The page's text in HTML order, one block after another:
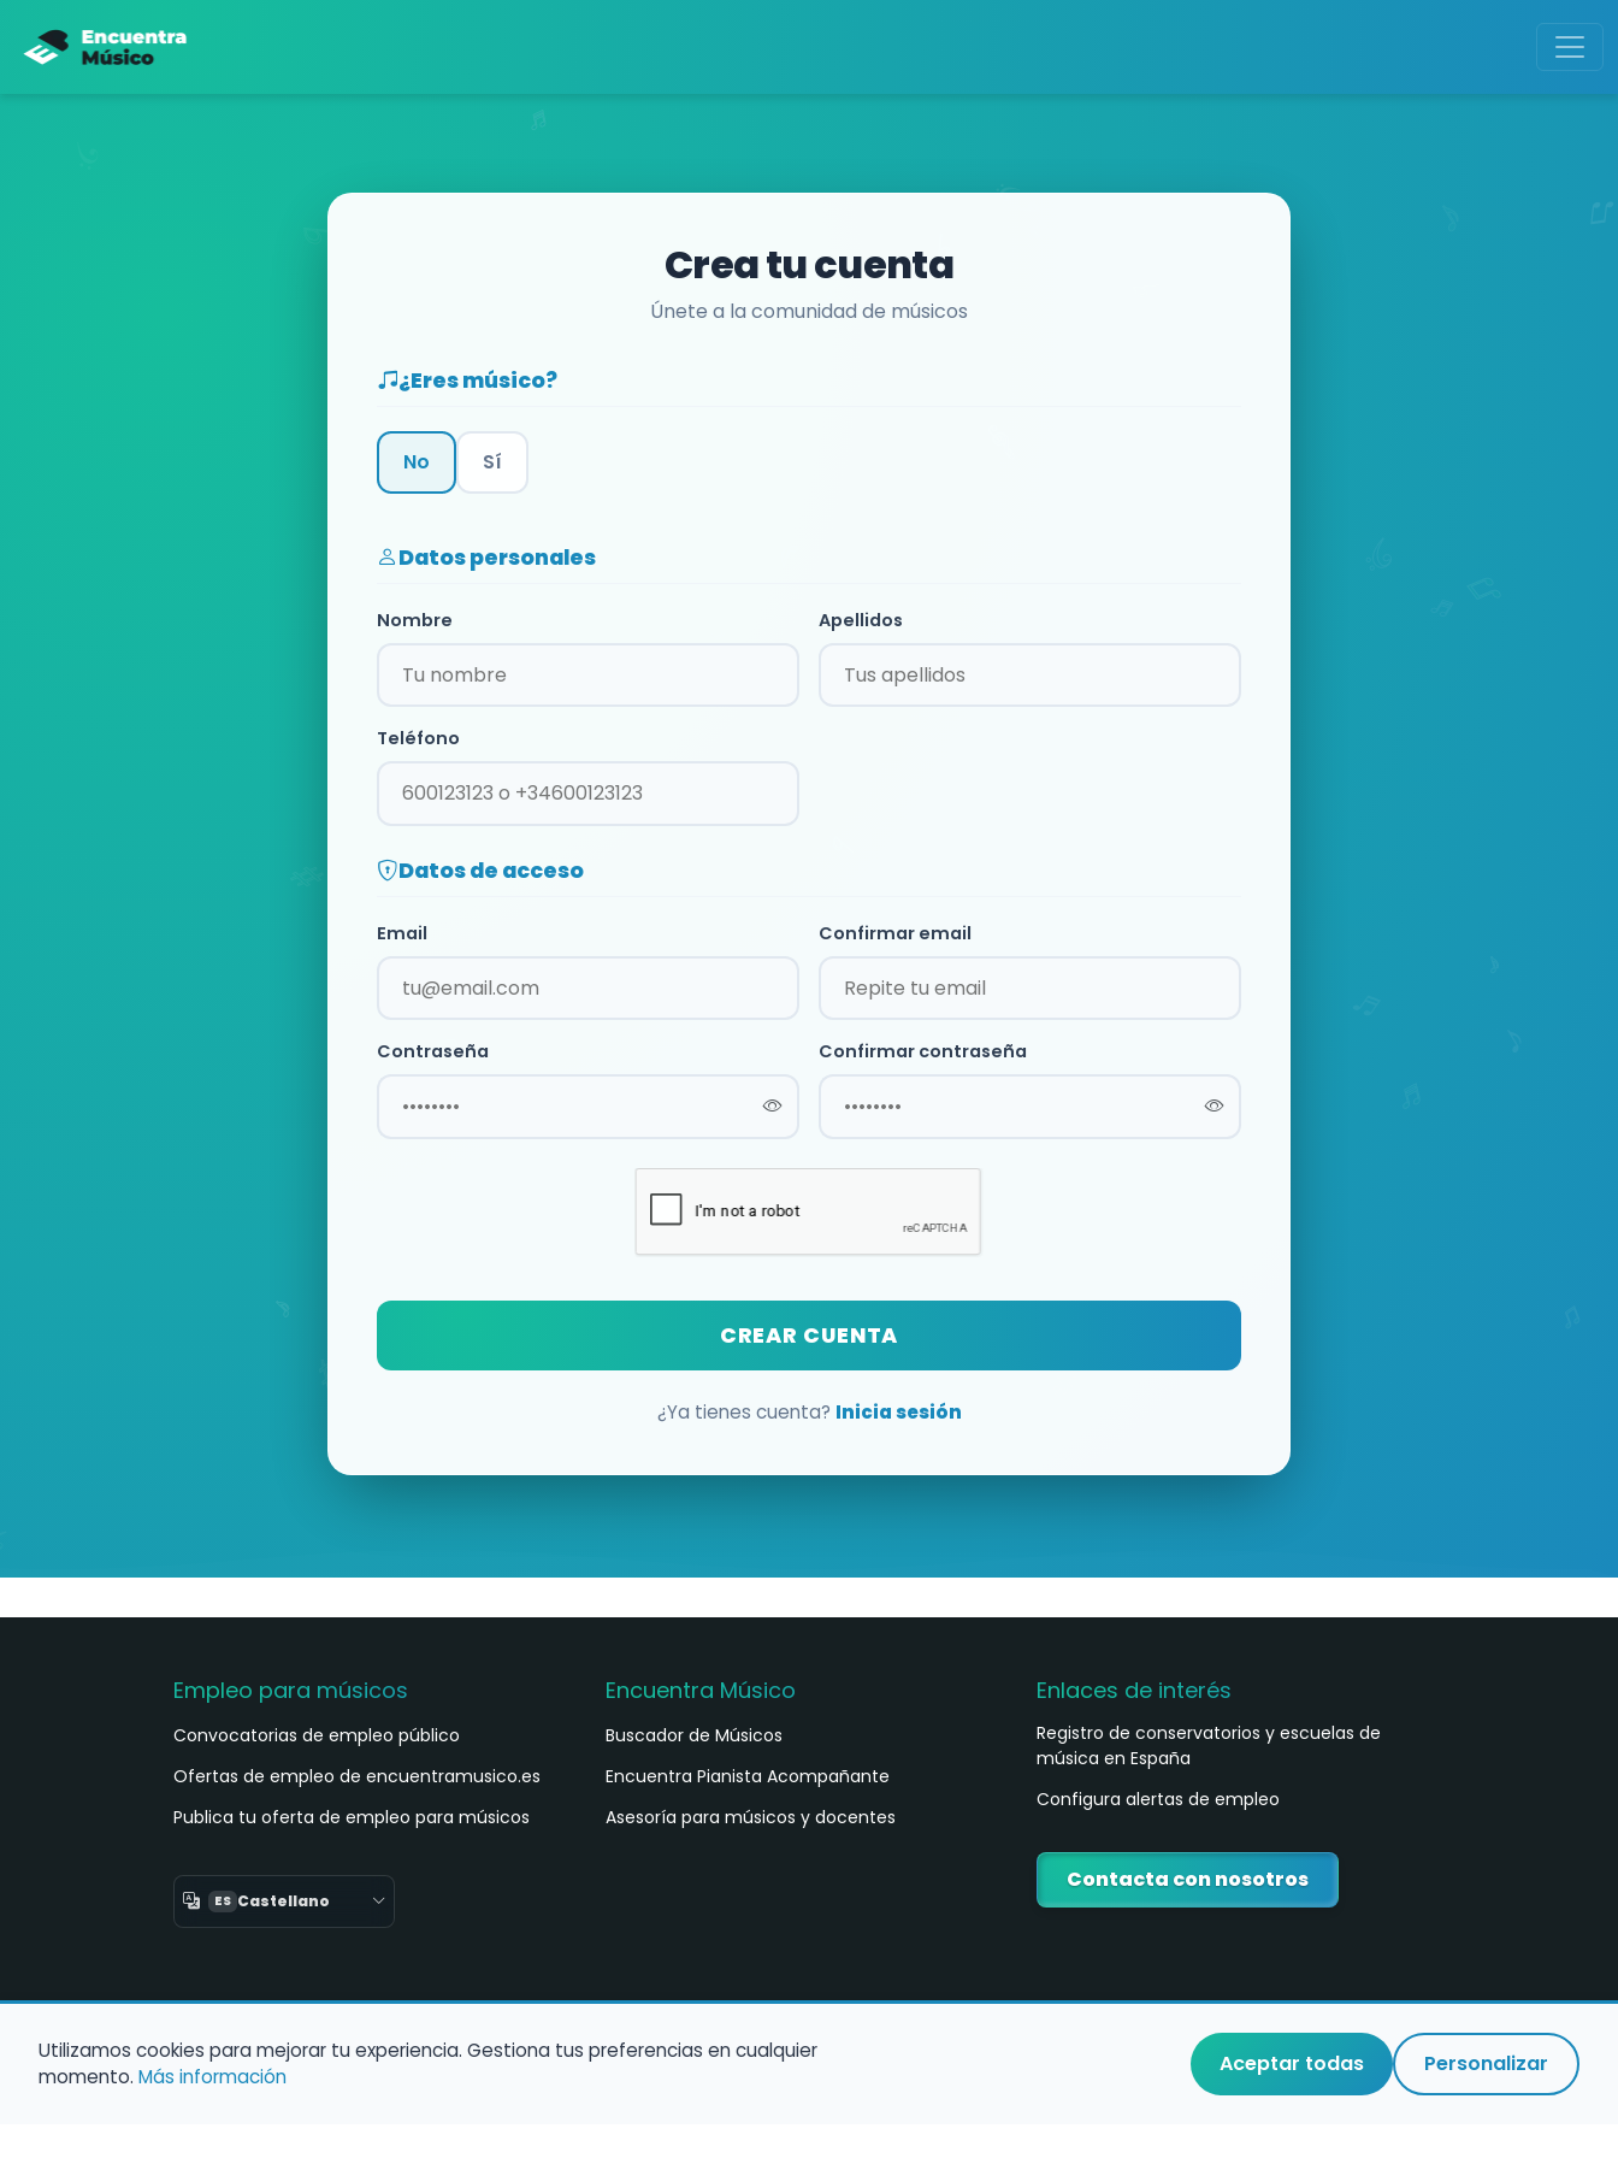
Crea tu cuenta
Únete a la comunidad de músicos
¿Eres músico?
No Sí
Datos personales
Nombre Apellidos
Teléfono
Datos de acceso
Email Confirmar email
Contraseña Confirmar contraseña
CREAR CUENTA
¿Ya tienes cuenta? Inicia sesión
Empleo para músicos
Convocatorias de empleo público
Ofertas de empleo de encuentramusico.es
Publica tu oferta de empleo para músicos
ES Castellano
Encuentra Músico
Buscador de Músicos
Encuentra Pianista Acompañante
Asesoría para músicos y docentes
Enlaces de interés
Registro de conservatorios y escuelas de
música en España
Configura alertas de empleo
Contacta con nosotros
Utilizamos cookies para mejorar tu experiencia. Gestiona tus preferencias en cualquier
momento. Más información Aceptar todas Personalizar